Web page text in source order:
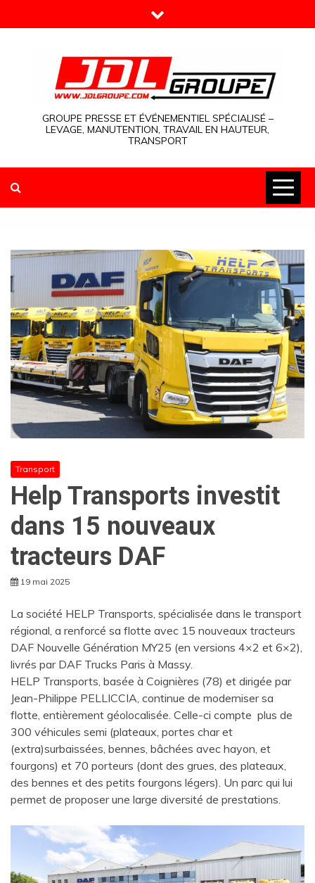
to
GROUPE PRESSE ET ÉVÉNEMENTIEL SPÉCIALISÉ –
LEVAGE, MANUTENTION, TRAVAIL EN HAUTEUR,
TRANSPORT
Transport
Help Transports investit
dans 15 nouveaux
tracteurs DAF
19 mai 2025
La société HELP Transports, spécialisée dans le transport
régional, a renforcé sa flotte avec 15 nouveaux tracteurs
DAF Nouvelle Génération MY25 (en versions 4×2 et 6×2),
livrés par DAF Trucks Paris à Massy.
HELP Transports, basée à Coignières (78) et dirigée par
Jean-Philippe PELLICCIA, continue de moderniser sa
flotte, entièrement géolocalisée. Celle-ci compte plus de
300 véhicules semi (plateaux, portes char et
(extra)surbaissées, bennes, bâchées avec hayon, et
fourgons) et 70 porteurs (dont des grues, des plateaux,
des bennes et des petits fourgons légers). Un parc qui lui
permet de proposer une large diversité de prestations.